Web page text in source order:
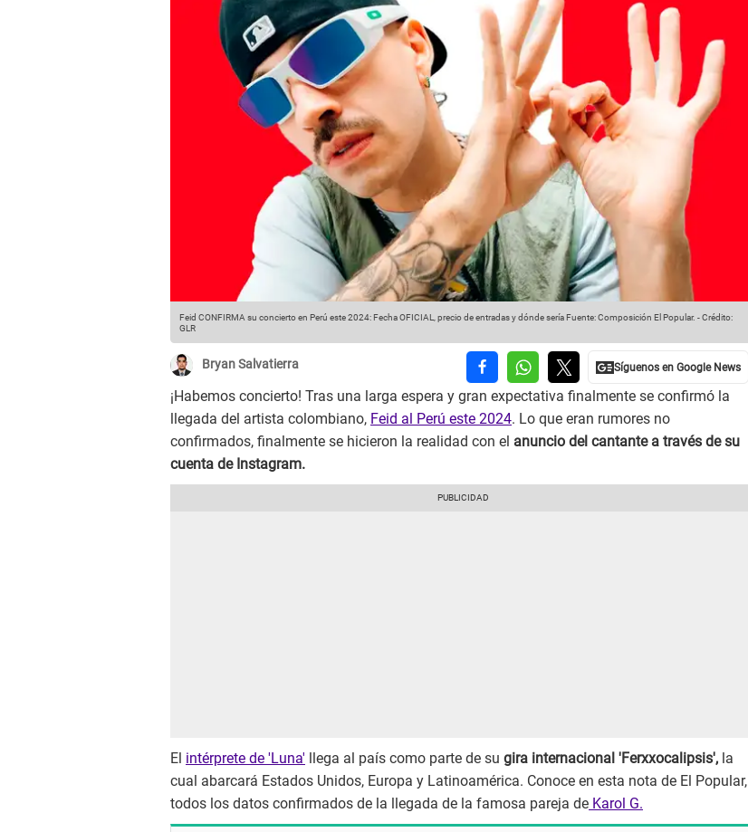
Feid CONFIRMA su concierto en Perú este 2024: Fecha OFICIAL, precio de entradas y dónde sería Fuente: Composición El Popular. -Crédito:
GLR
Bryan Salvatierra
¡Habemos concierto! Tras una larga espera y gran expectativa finalmente se confirmó la
llegada del artista colombiano, Feid al Perú este 2024. Lo que eran rumores no
confirmados, finalmente se hicieron la realidad con el anuncio del cantante a través de su
cuenta de Instagram.
El intérprete de 'Luna' llega al país como parte de su gira internacional 'Ferxxocalipsis', la
cual abarcará Estados Unidos, Europa y Latinoamérica. Conoce en esta nota de El Popular,
todos los datos confirmados de la llegada de la famosa pareja de Karol G.